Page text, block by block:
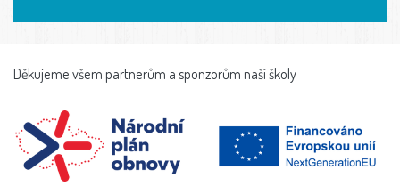
Děkujeme všem partnerům a sponzorům naší školy